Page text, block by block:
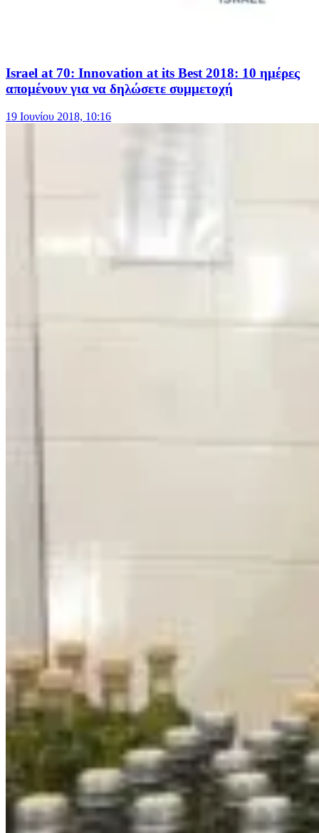
Israel at 70: Innovation at its Best 2018: 10 ημέρες
απομένουν για να δηλώσετε συμμετοχή
19 Ιουνίου 2018, 10:16